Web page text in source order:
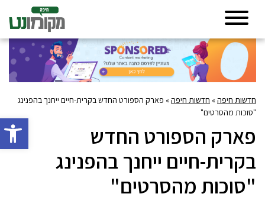
פתח
חדשות חיפה» חדשות חיפה» פארק הספורט החדש בקרית-חיים ייחנך בהפנינג
"סוכות מהסרטים"
פארק הספורט החדש
בקרית-חיים ייחנך בהפנינג
"סוכות מהסרטים"